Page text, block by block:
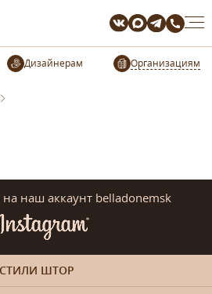
Организациям
наш аккаунт belladonemsk
СТИЛИ ШТОР